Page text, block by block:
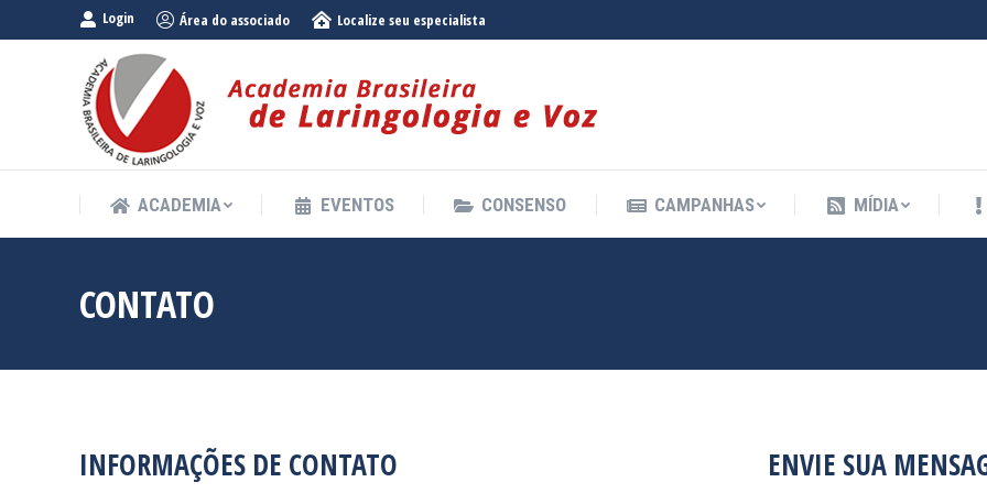
Login Área do associado Localize seu especialista
ACADEMIA
EVENTOS CONSENSO CAMPANHAS MÍDIA
CONTATO
INFORMAÇÕES DE CONTATO ENVIE SUA
ACADEMIA EVENTOS CONSENSO CAMPANHAS MÍDIA